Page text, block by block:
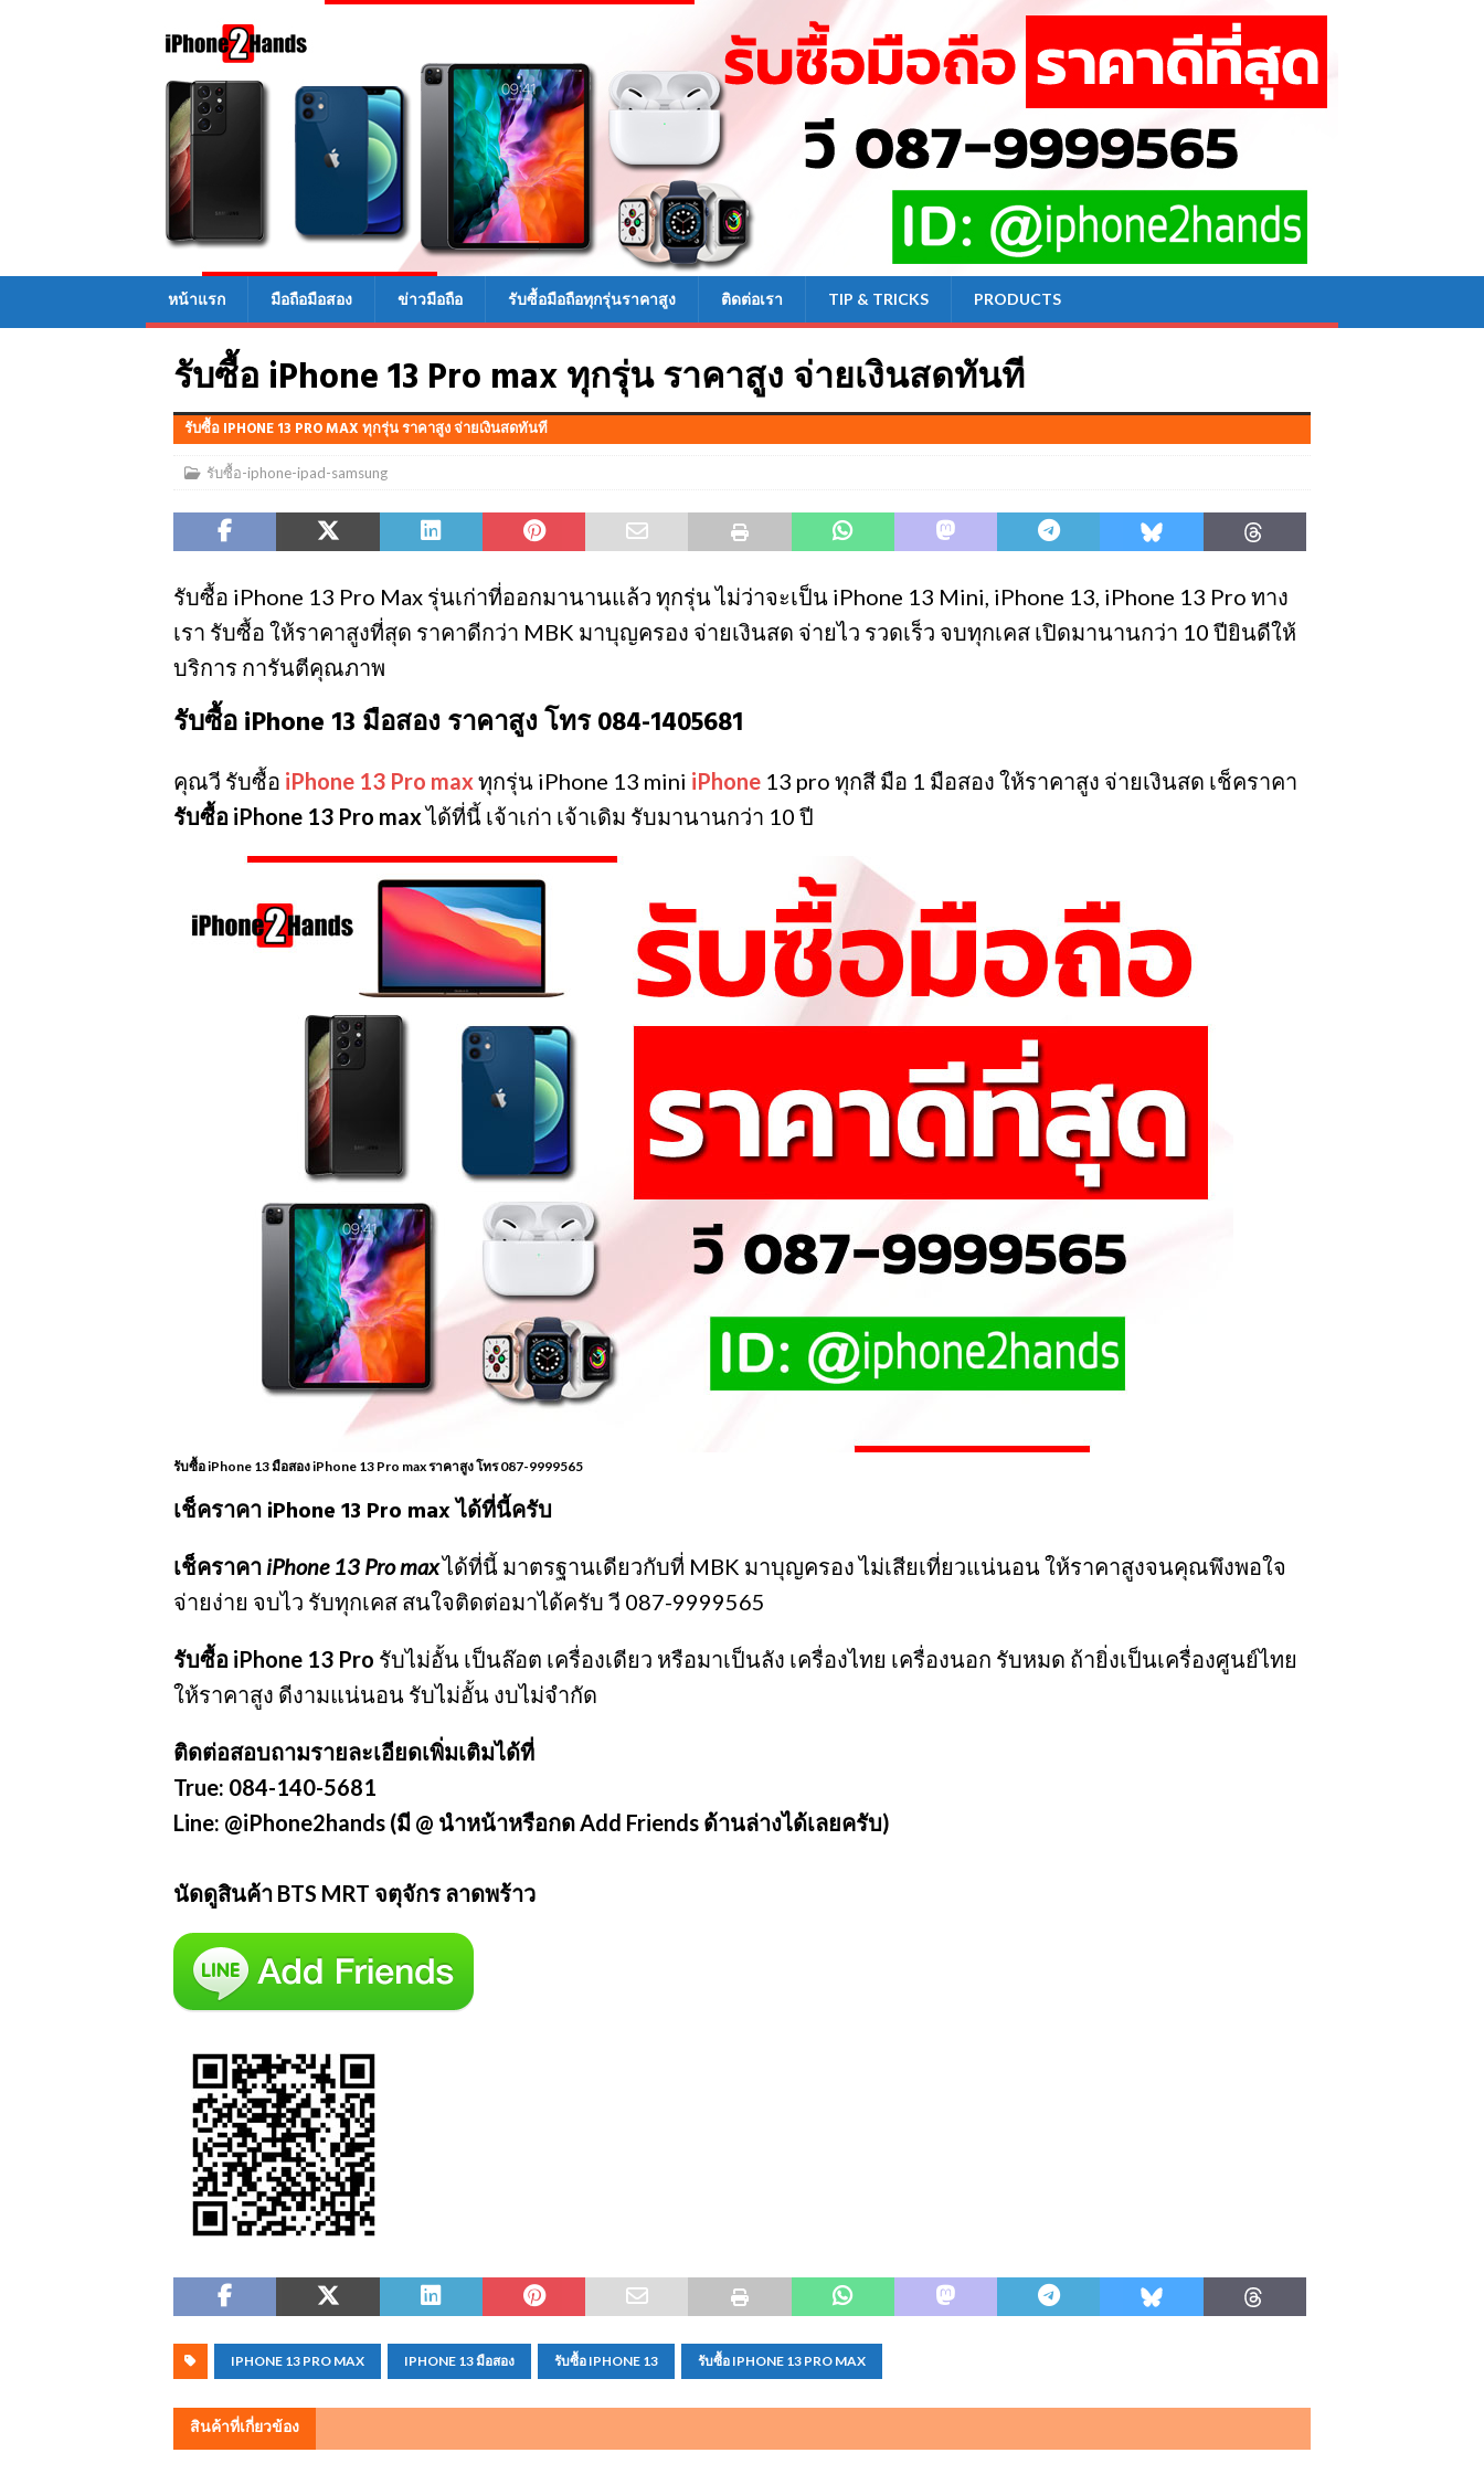
หน้าแรก มือถือมือสอง ข่าวมือถือ รับซื้อมือถือทุกรุ่นราคาสูง ติดต่อเรา TIP & TRICKS PRODUCTS
รับซื้อ iPhone 13 Pro max ทุกรุ่น ราคาสูง จ่ายเงินสดทันที
รับซื้อ IPHONE 13 PRO MAX ทุกรุ่น ราคาสูง จ่ายเงินสดทันที
รับซื้อ-iphone-ipad-samsung
รับซื้อ iPhone 13 Pro Max รุ่นเก่าที่ออกมานานแล้ว ทุกรุ่น ไม่ว่าจะเป็น iPhone 13 Mini, iPhone 13, iPhone 13 Pro ทาง
เรา รับซื้อ ให้ราคาสูงที่สุด ราคาดีกว่า MBK มาบุญครอง จ่ายเงินสด จ่ายไว รวดเร็ว จบทุกเคส เปิดมานานกว่า 10 ปียินดีให้
บริการ การันตีคุณภาพ
รับซื้อ iPhone 13 มือสอง ราคาสูง โทร 084-1405681
คุณวี รับซื้อ iPhone 13 Pro maxทุกรุ่น iPhone 13 mini iPhone 13 pro ทุกสี มือ 1 มือสอง ให้ราคาสูง จ่ายเงินสด เช็คราคา
รับซื้อ iPhone 13 Pro maxได้ที่นี้ เจ้าเก่า เจ้าเดิม รับมานานกว่า 10 ปี
รับซื้อ iPhone 13 มือสอง iPhone 13 Pro max ราคาสูง โทร 087-9999565
เช็คราคา iPhone 13 Pro max ได้ที่นี้ครับ
เช็คราคา iPhone 13 Pro maxได้ที่นี้ มาตรฐานเดียวกับที่ MBK มาบุญครอง ไม่เสียเที่ยวแน่นอน ให้ราคาสูงจนคุณพึงพอใจ
จ่ายง่าย จบไว รับทุกเคส สนใจติดต่อมาได้ครับ วี 087-9999565
รับซื้อ iPhone 13 Pro รับไม่อั้น เป็นล๊อต เครื่องเดียว หรือมาเป็นลัง เครื่องไทย เครื่องนอก รับหมด ถ้ายิ่งเป็นเครื่องศูนย์ไทย
ให้ราคาสูง ดีงามแน่นอน รับไม่อั้น งบไม่จำกัด
ติดต่อสอบถามรายละเอียดเพิ่มเติมได้ที่
True: 084-140-5681
Line: @iPhone2hands (มี @ นำหน้าหรือกด Add Friends ด้านล่างได้เลยครับ)
นัดดูสินค้า BTS MRT จตุจักร ลาดพร้าว
IPHONE 13 PRO MAX IPHONE 13 มือสอง รับซื้อ IPHONE 13 รับซื้อ IPHONE 13 PRO MAX
สินค้าที่เกี่ยวข้อง